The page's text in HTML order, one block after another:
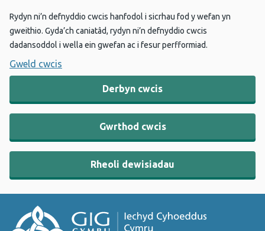
Rydyn ni’n defnyddio cwcis hanfodol i sicrhau fod y wefan yn
gweithio. Gyda’ch caniatâd, rydyn ni’n defnyddio cwcis
dadansoddol i wella ein gwefan ac i fesur perfformiad.
Gweld cwcis
Derbyn cwcis
Gwrthod cwcis
Rheoli dewisiadau